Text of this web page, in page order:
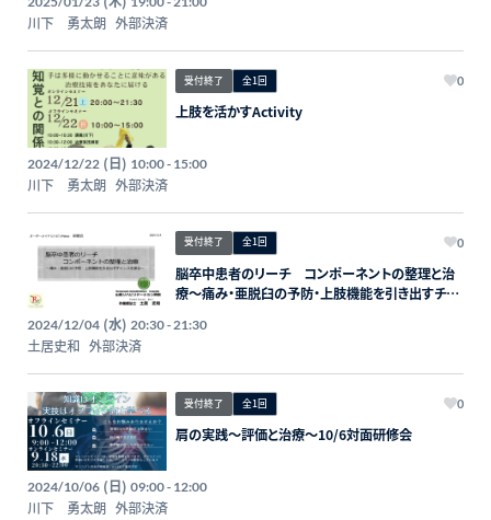
川下 勇太朗 外部決済
受付終了 全1回 0
上肢を活かすActivity
2024/12/22 (日) 10:00 - 15:00
川下 勇太朗 外部決済
受付終了 全1回 0
脳卒中患者のリーチ コンポーネントの整理と治
療〜痛み・亜脱臼の予防・上肢機能を引き出すチャ
セミナー開催（LIVE配信）
2024/12/04 (水) 20:30 - 21:30
土居史和 外部決済
受付終了 全1回 0
肩の実践〜評価と治療〜10/6対面研修会
2024/10/06 (日) 09:00 - 12:00
川下 勇太朗 外部決済